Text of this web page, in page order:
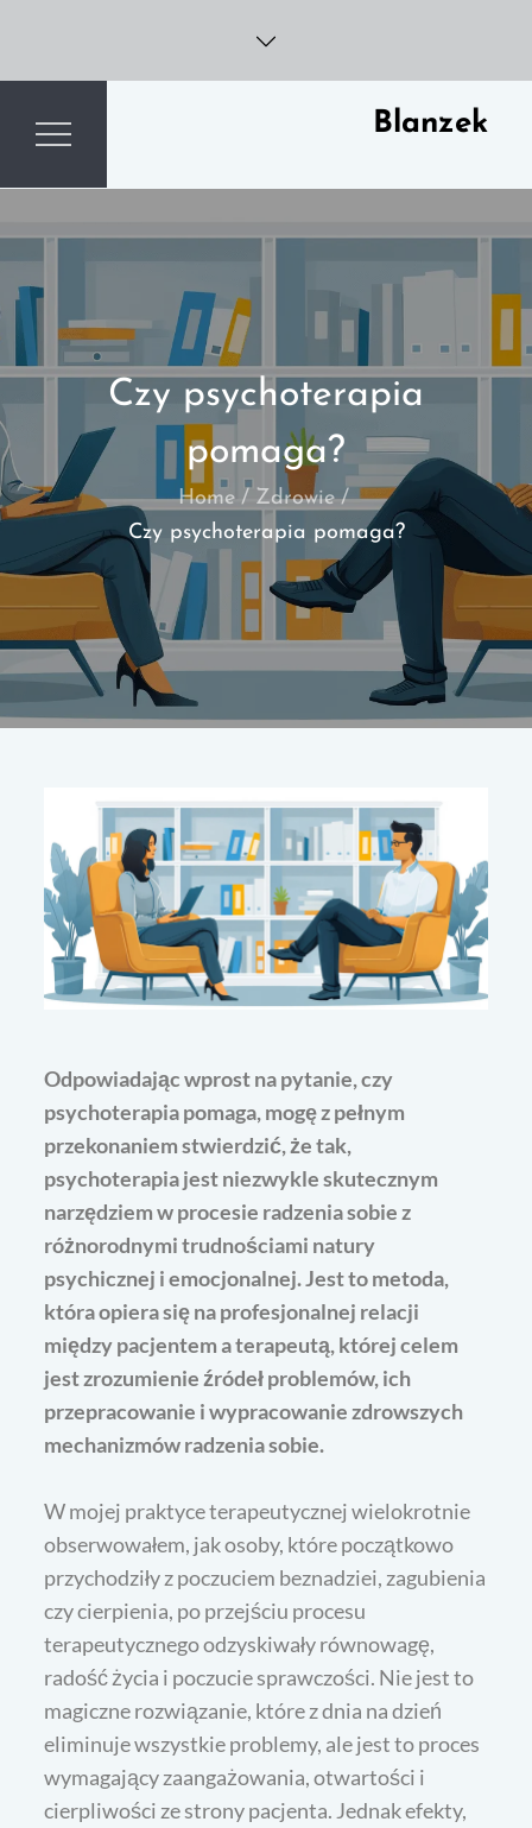
content
Blanzek
Czy psychoterapia
pomaga?
Home
Zdrowie
Czy psychoterapia pomaga?
Odpowiadając wprost na pytanie, czy
psychoterapia pomaga, mogę z pełnym
przekonaniem stwierdzić, że tak,
psychoterapia jest niezwykle skutecznym
narzędziem w procesie radzenia sobie z
różnorodnymi trudnościami natury
psychicznej i emocjonalnej. Jest to metoda,
która opiera się na profesjonalnej relacji
między pacjentem a terapeutą, której celem
jest zrozumienie źródeł problemów, ich
przepracowanie i wypracowanie zdrowszych
mechanizmów radzenia sobie.
W mojej praktyce terapeutycznej wielokrotnie
obserwowałem, jak osoby, które początkowo
przychodziły z poczuciem beznadziei, zagubienia
czy cierpienia, po przejściu procesu
terapeutycznego odzyskiwały równowagę,
radość życia i poczucie sprawczości. Nie jest to
magiczne rozwiązanie, które z dnia na dzień
eliminuje wszystkie problemy, ale jest to proces
wymagający zaangażowania, otwartości i
cierpliwości ze strony pacjenta. Jednak efekty,